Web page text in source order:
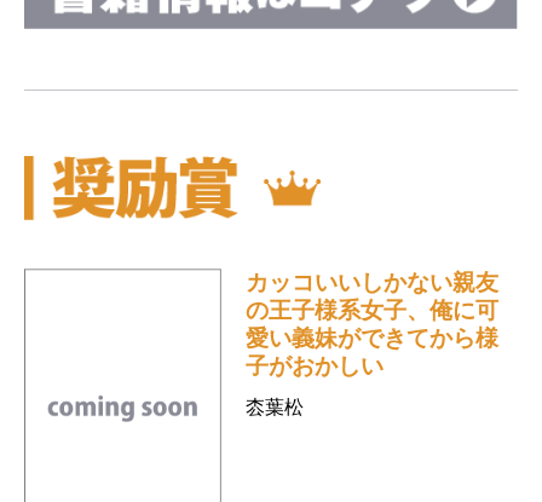
カッコいいしかない親友
の王子様系女子、俺に可
愛い義妹ができてから様
子がおかしい
枩葉松